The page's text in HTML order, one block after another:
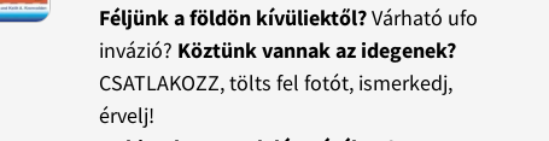
Féljünk a földön kívüliektől?Várható ufo
invázió? Köztünk vannak az idegenek?
CSATLAKOZZ, tölts fel fotót, ismerkedj,
érvelj!